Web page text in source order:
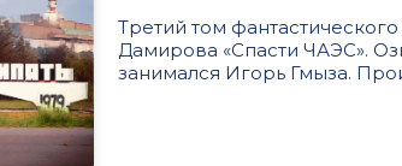
Третий том
Дамирова «Спасти ЧАЭС».
занимался Игорь Гмыза.